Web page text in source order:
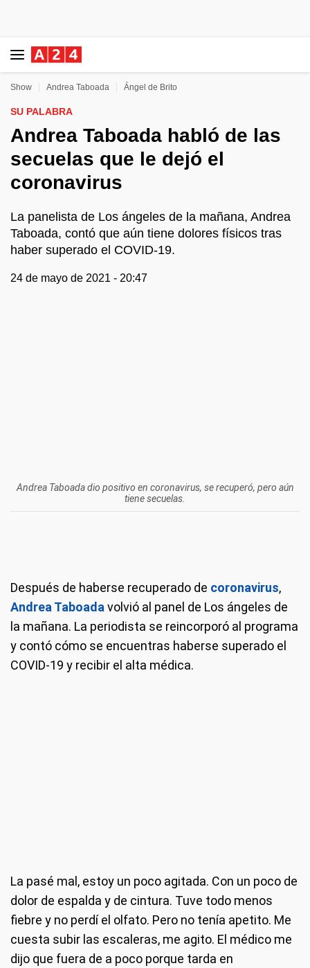
Show Andrea Taboada Ángel de Brito
SU PALABRA
Andrea Taboada habló de las
secuelas que le dejó el
coronavirus
La panelista de Los ángeles de la mañana, Andrea
Taboada, contó que aún tiene dolores físicos tras
haber superado el COVID-19.
24 de mayo de 2021 - 20:47
Andrea Taboada dio positivo en coronavirus, se recuperó, pero aún
tiene secuelas.
Después de haberse recuperado de coronavirus,
Andrea Taboadavolvió al panel de Los ángeles de
la mañana. La periodista se reincorporó al programa
y contó cómo se encuentras haberse superado el
COVID-19 y recibir el alta médica.
La pasé mal, estoy un poco agitada. Con un poco de
dolor de espalda y de cintura. Tuve todo menos
fiebre y no perdí el olfato. Pero no tenía apetito. Me
cuesta subir las escaleras, me agito. El médico me
dijo que fuera de a poco porque tarda en